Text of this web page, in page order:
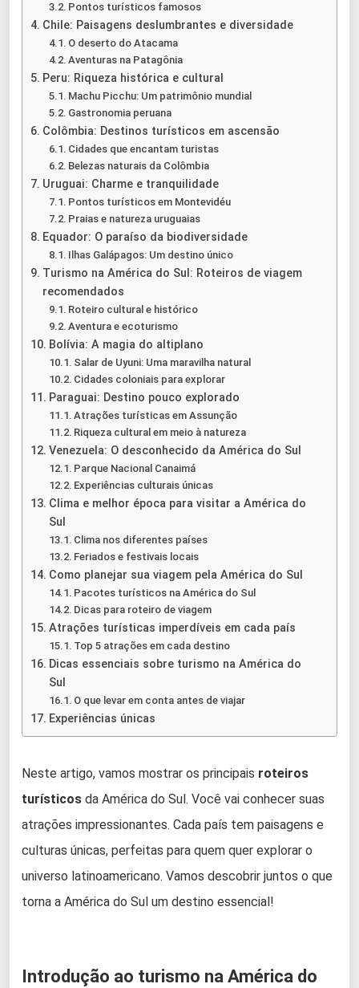
Pontos turísticos famosos
Chile: Paisagens deslumbrantes e diversidade
O deserto do Atacama
Aventuras na Patagônia
Peru: Riqueza histórica e cultural
Machu Picchu: Um patrimônio mundial
Gastronomia peruana
Colômbia: Destinos turísticos em ascensão
Cidades que encantam turistas
Belezas naturais da Colômbia
Uruguai: Charme e tranquilidade
Pontos turísticos em Montevidéu
Praias e natureza uruguaias
Equador: O paraíso da biodiversidade
Ilhas Galápagos: Um destino único
Turismo na América do Sul: Roteiros de viagem
recomendados
Roteiro cultural e histórico
Aventura e ecoturismo
Bolívia: A magia do altiplano
Salar de Uyuni: Uma maravilha natural
Cidades coloniais para explorar
Paraguai: Destino pouco explorado
Atrações turísticas em Assunção
Riqueza cultural em meio à natureza
Venezuela: O desconhecido da América do Sul
Parque Nacional Canaimá
Experiências culturais únicas
Clima e melhor época para visitar a América do
Sul
Clima nos diferentes países
Feriados e festivais locais
Como planejar sua viagem pela América do Sul
Pacotes turísticos na América do Sul
Dicas para roteiro de viagem
Atrações turísticas imperdíveis em cada país
Top 5 atrações em cada destino
Dicas essenciais sobre turismo na América do
Sul
O que levar em conta antes de viajar
Experiências únicas
Neste artigo, vamos mostrar os principais roteiros
turísticos da América do Sul. Você vai conhecer suas
atrações impressionantes. Cada país tem paisagens e
culturas únicas, perfeitas para quem quer explorar o
universo latinoamericano. Vamos descobrir juntos o que
torna a América do Sul um destino essencial!
Introdução ao turismo na América do